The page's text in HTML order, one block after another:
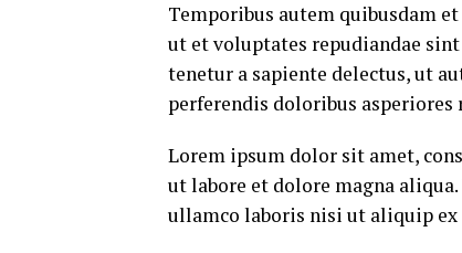
Temporibus autem quibusdam
ut et voluptates repudiandae
tenetur a sapiente delectus, ut
perferendis doloribus asperiores
Lorem ipsum dolor sit amet,
ut labore et dolore magna
ullamco laboris nisi ut aliquip ex